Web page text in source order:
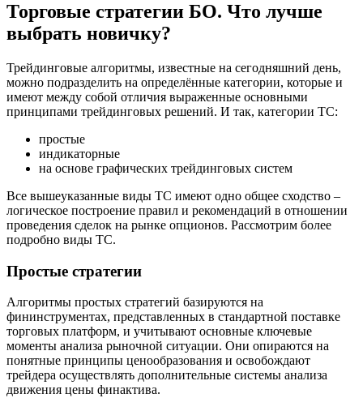
Торговые стратегии БО. Что лучше
выбрать новичку?
Трейдинговые алгоритмы, известные на сегодняшний день,
можно подразделить на определённые категории, которые и
имеют между собой отличия выраженные основными
принципами трейдинговых решений. И так, категории ТС:
простые
индикаторные
на основе графических трейдинговых систем
Все вышеуказанные виды ТС имеют одно общее сходство –
логическое построение правил и рекомендаций в отношении
проведения сделок на рынке опционов. Рассмотрим более
подробно виды ТС.
Простые стратегии
Алгоритмы простых стратегий базируются на
фининструментах, представленных в стандартной поставке
торговых платформ, и учитывают основные ключевые
моменты анализа рыночной ситуации. Они опираются на
понятные принципы ценообразования и освобождают
трейдера осуществлять дополнительные системы анализа
движения цены финактива.